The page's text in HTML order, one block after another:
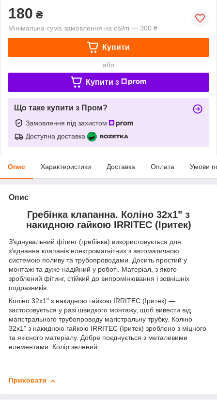
180 ₴
Мінімальна сума замовлення на сайті — 300 ₴
Купити
або
Купити з
Що таке купити з Пром?
Замовлення під захистом
Доступна доставка
Опис Характеристики Доставка Оплата Умови
Опис
Гребінка клапанна. Коліно 32х1" з
накидною гайкою IRRITEC (Іритек)
З'єднувальний фітинг (гребінка) використовується для
з'єднання клапанів електромагнітних з автоматичною
системою поливу та трубопроводами. Досить простий у
монтажі та дуже надійний у роботі. Матеріал, з якого
зроблений фітинг, стійкий до випромінювання і зовнішніх
подразників.
Коліно 32х1" з накидною гайкою IRRITEC (Іритек) —
застосовується у разі швидкого монтажу, щоб вивести від
магістрального трубопроводу магістральну трубку. Коліно
32х1" з накидною гайкою IRRITEC (Іритек) зроблено з міцного
та якісного матеріалу. Добре поєднується з металевими
елементами. Колір зелений.
Приховати